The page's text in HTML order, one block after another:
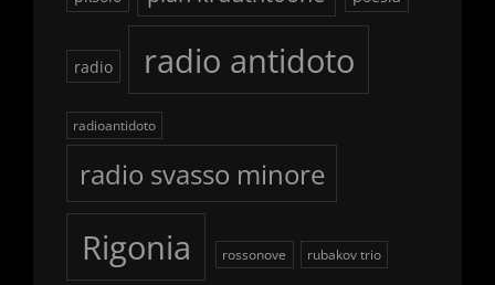
radio radio antidoto
radioantidoto
radio svasso minore
Rigonia rossonove rubakov trio